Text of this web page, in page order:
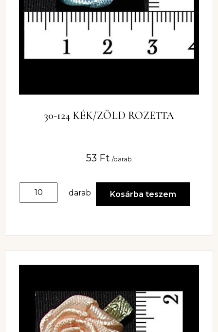
30-124 KÉK/ZÖLD ROZETTA
53 Ft /darab
darab Kosárba teszem